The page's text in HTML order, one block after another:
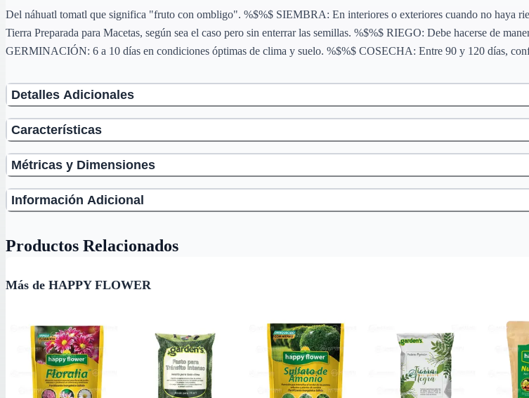
Del náhuatl tomatl que significa "fruto con ombligo". %$%$ SIEMBRA: En interiores o exteriores cuando no haya
Tierra Preparada para Macetas, según sea el caso pero sin enterrar las semillas. %$%$ RIEGO: Debe hacerse de
GERMINACIÓN: 6 a 10 días en condiciones óptimas de clima y suelo. %$%$ COSECHA: Entre 90 y 120 días,
Detalles Adicionales
Características
Métricas y Dimensiones
Información Adicional
Productos Relacionados
Más de HAPPY FLOWER